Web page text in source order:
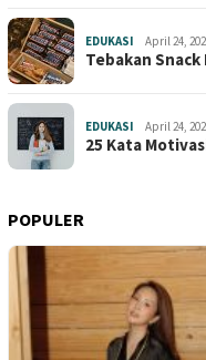
EDUKASI April 24,
Tebakan
EDUKASI April 24,
25 Kata
POPULER